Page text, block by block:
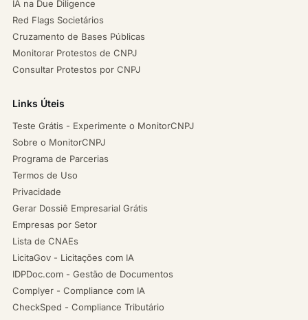
IA na Due Diligence
Red Flags Societários
Cruzamento de Bases Públicas
Monitorar Protestos de CNPJ
Consultar Protestos por CNPJ
Links Úteis
Teste Grátis - Experimente o MonitorCNPJ
Sobre o MonitorCNPJ
Programa de Parcerias
Termos de Uso
Privacidade
Gerar Dossiê Empresarial Grátis
Empresas por Setor
Lista de CNAEs
LicitaGov - Licitações com IA
IDPDoc.com - Gestão de Documentos
Complyer - Compliance com IA
CheckSped - Compliance Tributário